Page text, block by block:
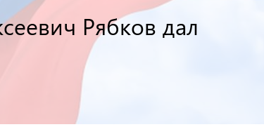
Рябков дал